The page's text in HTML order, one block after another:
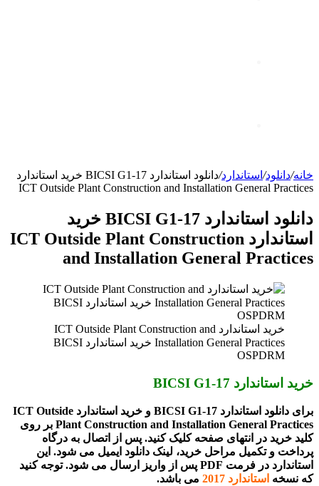
خانه/دانلود/ استاندارد/
دانلود استاندارد BICSI G1-17 خرید استاندارد
ICT Outside Plant Construction and Installation General Practices
دانلود استاندارد BICSI G1-17 خرید
استاندارد ICT Outside Plant Construction
and Installation General Practices
خرید استاندارد ICT Outside Plant Construction and
Installation General Practices خرید استاندارد BICSI
OSPDRM
خرید استاندارد BICSI G1-17
برای دانلود استاندارد BICSI G1-17 و خرید استاندارد ICT Outside
Plant Construction and Installation General Practices بر روی
کلید خرید در انتهای صفحه کلیک کنید. پس از اتصال به درگاه
پرداخت و تکمیل مراحل خرید، لینک دانلود ایمیل می شود. این
استاندارد در فرمت PDF پس از واریز ارسال می شود. توجه کنید
که نسخه استاندارد 2017 می باشد.